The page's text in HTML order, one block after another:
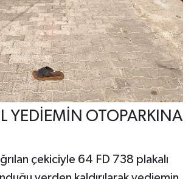
YEDİEMİN OTOPARKINA
çekiciyle 64 FD 738 plakalı